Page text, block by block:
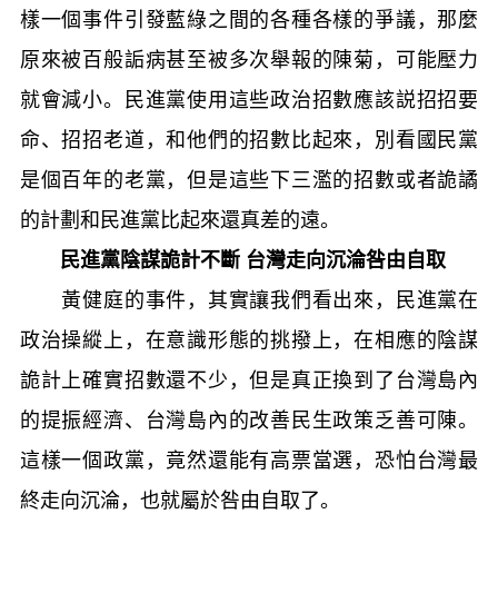
樣一個事件引發藍綠之間的各種各樣的爭議，那麼
原來被百般詬病甚至被多次舉報的陳菊，可能壓力
就會減小。民進黨使用這些政治招數應該説招招要
命、招招老道，和他們的招數比起來，別看國民黨
是個百年的老黨，但是這些下三濫的招數或者詭譎
的計劃和民進黨比起來還真差的遠。
民進黨陰謀詭計不斷 台灣走向沉淪咎由自取
黃健庭的事件，其實讓我們看出來，民進黨在
政治操縱上，在意識形態的挑撥上，在相應的陰謀
詭計上確實招數還不少，但是真正換到了台灣島內
的提振經濟、台灣島內的改善民生政策乏善可陳。
這樣一個政黨，竟然還能有高票當選，恐怕台灣最
終走向沉淪，也就屬於咎由自取了。